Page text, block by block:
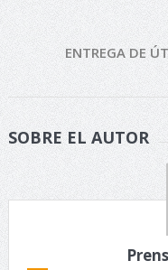
ENTREGA DE
SOBRE EL AUTOR